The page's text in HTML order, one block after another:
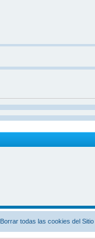
Borrar todas las cookies del Sitio